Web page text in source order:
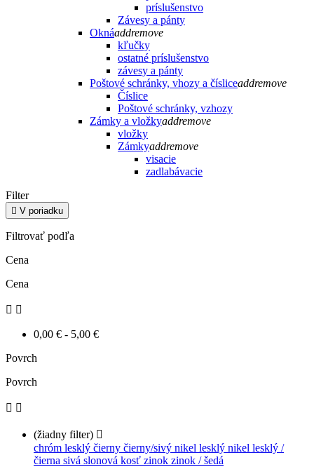
príslušenstvo
Závesy a pánty
Oknáaddremove
kľučky
ostatné príslušenstvo
závesy a pánty
Poštové schránky, vhozy a čísliceaddremove
Číslice
Poštové schránky, vzhozy
Zámky a vložkyaddremove
vložky
Zámkyaddremove
visacie
zadlabávacie
Filter
 V poriadku
Filtrovať podľa
Cena
Cena
 
0,00 € - 5,00 €
Povrch
Povrch
 
(žiadny filter) 
chróm lesklý čierny čierny/sivý nikel lesklý nikel lesklý /
čierna sivá slonová kosť zinok zinok / šedá